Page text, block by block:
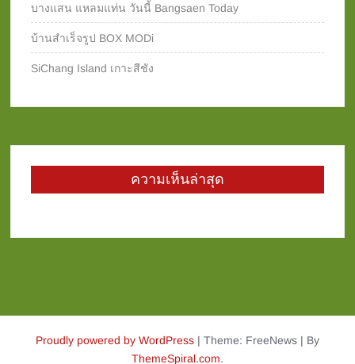
บางแสน แหลมแท่น วันนี้ Bangsaen Today
บ้านสำเร็จรูป BOX MODi
SiChang Island เกาะสีชัง
ความเห็นล่าสุด
Proudly powered by WordPress | Theme: FreeNews | By
ThemeSpiral.com.